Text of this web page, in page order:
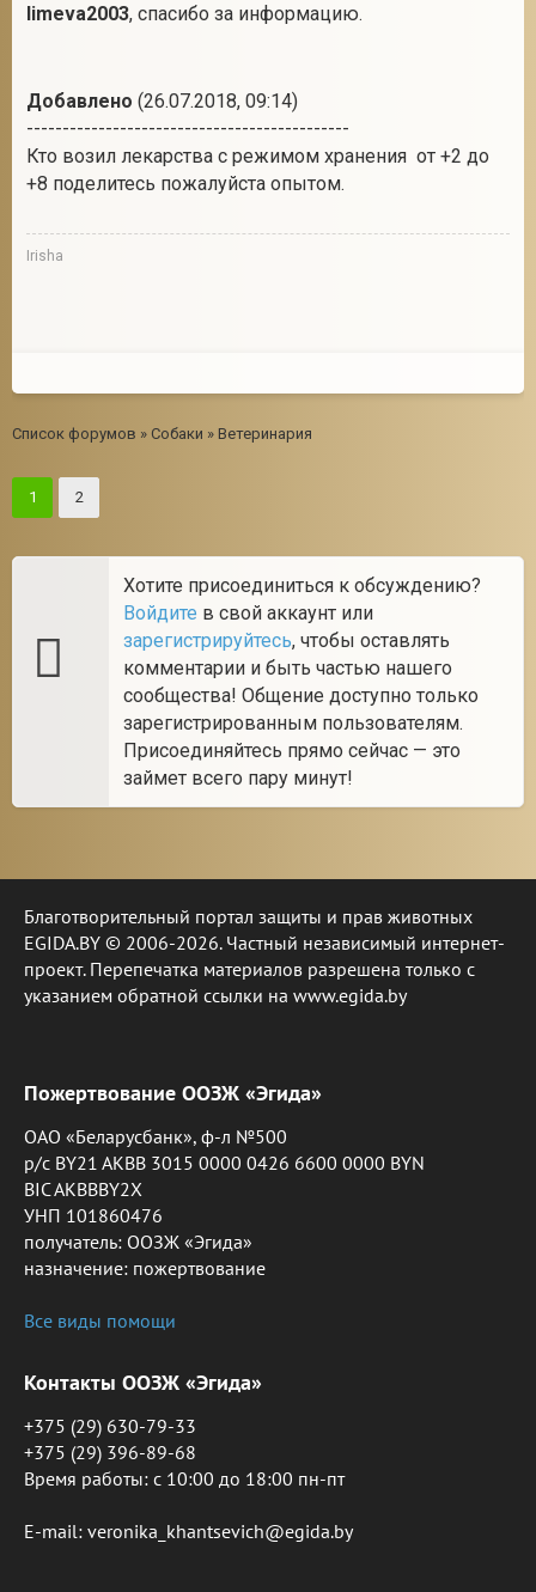
limeva2003, спасибо за информацию.
Добавлено (26.07.2018, 09:14)
---------------------------------------------
Кто возил лекарства с режимом хранения от +2 до
+8 поделитесь пожалуйста опытом.
Irisha
Список форумов » Собаки » Ветеринария
1 2
Хотите присоединиться к обсуждению?
Войдите в свой аккаунт или
зарегистрируйтесь, чтобы оставлять
комментарии и быть частью нашего
сообщества! Общение доступно только
зарегистрированным пользователям.
Присоединяйтесь прямо сейчас — это
займет всего пару минут!
Благотворительный портал защиты и прав животных
EGIDA.BY © 2006-2026. Частный независимый интернет-
проект. Перепечатка материалов разрешена только с
указанием обратной ссылки на www.egida.by
Пожертвование ООЗЖ «Эгида»
ОАО «Беларусбанк», ф-л №500
р/с BY21 AKBB 3015 0000 0426 6600 0000 BYN
BIC AKBBBY2X
УНП 101860476
получатель: ООЗЖ «Эгида»
назначение: пожертвование
Все виды помощи
Контакты ООЗЖ «Эгида»
+375 (29) 630-79-33
+375 (29) 396-89-68
Время работы: c 10:00 до 18:00 пн-пт
E-mail: veronika_khantsevich@egida.by